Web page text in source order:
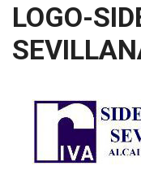
LOGO-